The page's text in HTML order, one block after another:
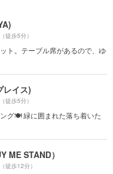
（徒歩5分）
ト。テーブル席があるので、ゆ
レイス)
（徒歩5分）
グ🍽 緑に囲まれた落ち着いた
ME STAND）
（徒歩12分）